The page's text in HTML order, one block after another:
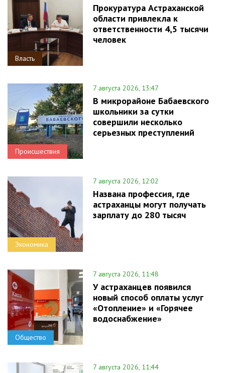
Власть
Прокуратура Астраханской
области привлекла к
ответственности 4,5 тысячи
человек
Происшествия
7 августа 2026, 13:47
В микрорайоне Бабаевского
школьники за сутки
совершили несколько
серьезных преступлений
Экономика
7 августа 2026, 12:02
Названа профессия, где
астраханцы могут получать
зарплату до 280 тысяч
Общество
7 августа 2026, 11:48
У астраханцев появился
новый способ оплаты услуг
«Отопление» и «Горячее
водоснабжение»
7 августа 2026, 11:44